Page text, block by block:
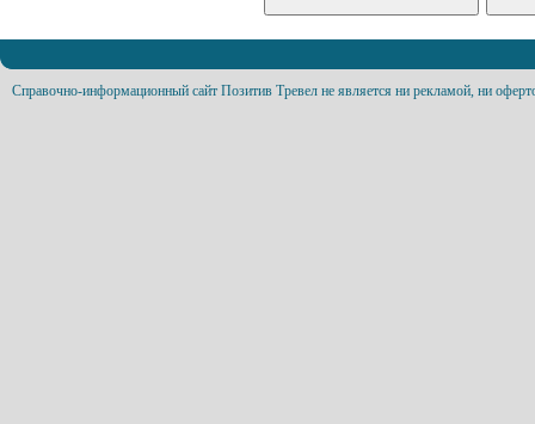
Справочно-информационный сайт Позитив Тревел не является ни рекламой, ни